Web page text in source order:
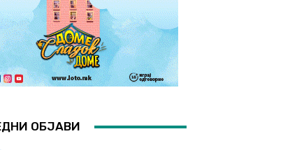
ОБЈАВИ